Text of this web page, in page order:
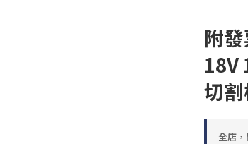
附
18V
切
全店